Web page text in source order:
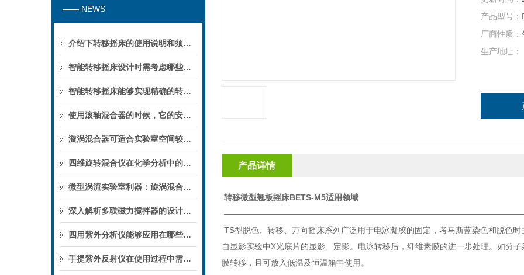
—— NEWS
介绍下转移摇床的使用说明和须知，不要错过
智能转移摇床设计时需考虑哪些要点？
智能转移摇床能够实现精确的转速调节和运动幅度控制
使用滚轴混合器的时候，它的安全方面也是我们需要了解的
漩涡混合器可适合实验室空间较为有限的环境
四维旋转混合仪在化学分析中的作用
微型涡流实验室利器：旋涡混合器，解锁微量样品高效混匀方案
深入解析多联磁力搅拌器的设计与创新
四用紫外分析仪能够应用在哪些领域，且看我们的总结
手提紫外反射仪在使用过程中需注意的事项
产品型号：
厂商性质：
生产地址：
产品详情
转移微型翘板摇床BETS-M5适用领域
TS型脱色、转移、万向摇床系列广泛用于电泳凝胶的固定，考马斯蓝染色和脱色
自显影实验中X光底片的显影、定影。电泳转移后，纤维素膜的进一步处理。如分
膜转移，且可放入低温及恒温箱中使用。